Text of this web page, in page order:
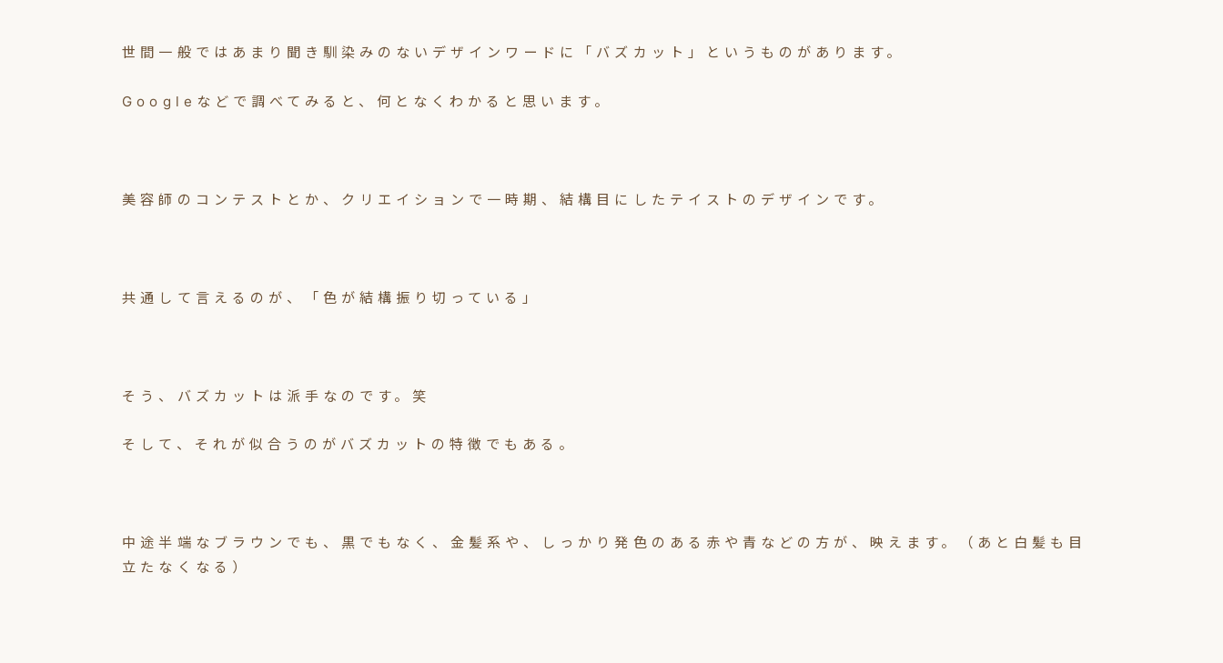
世間一般ではあまり聞き馴染みのないデザインワードに「バズカット」というものがあります。
Googleなどで調べてみると、何となくわかると思います。
美容師のコンテストとか、クリエイションで一時期、結構目にしたテイストのデザインです。
共通して言えるのが、「色が結構振り切っている」
そう、バズカットは派手なのです。笑
そして、それが似合うのがバズカットの特徴でもある。
中途半端なブラウンでも、黒でもなく、金髪系や、しっかり発色のある赤や青などの方が、映えます。（あと白髪も目
立たなくなる）